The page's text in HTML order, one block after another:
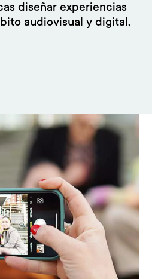
diseñar experiencias
audiovisual y digital,